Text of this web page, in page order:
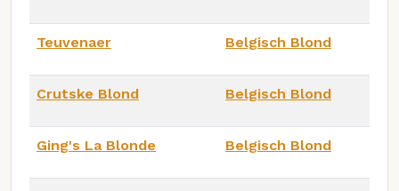
Teuvenaer Belgisch Blond
Crutske Blond Belgisch Blond
Ging's La Blonde Belgisch Blond